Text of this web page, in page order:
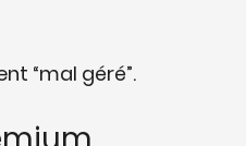
“mal géré”.